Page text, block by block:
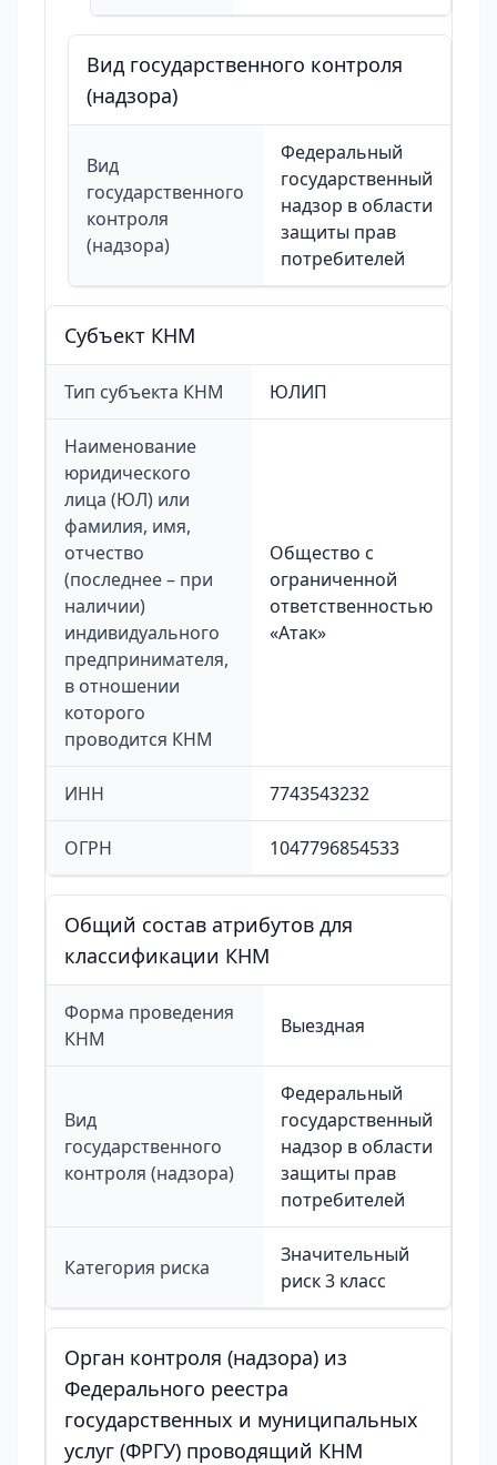
Вид государственного контроля
(надзора)
Вид
государственного
контроля
(надзора)
Федеральный
государственный
надзор в области
защиты прав
потребителей
Cубъект КНМ
Тип субъекта КНМ ЮЛИП
Наименование
юридического
лица (ЮЛ) или
фамилия, имя,
отчество
(последнее – при
наличии)
индивидуального
предпринимателя,
в отношении
которого
проводится КНМ
Общество с
ограниченной
ответственностью
«Атак»
ИНН 7743543232
ОГРН 1047796854533
Общий состав атрибутов для
классификации КНМ
Форма проведения
КНМ
Выездная
Вид
государственного
контроля (надзора)
Федеральный
государственный
надзор в области
защиты прав
потребителей
Категория риска
Значительный
риск 3 класс
Орган контроля (надзора) из
Федерального реестра
государственных и муниципальных
услуг (ФРГУ) проводящий КНМ